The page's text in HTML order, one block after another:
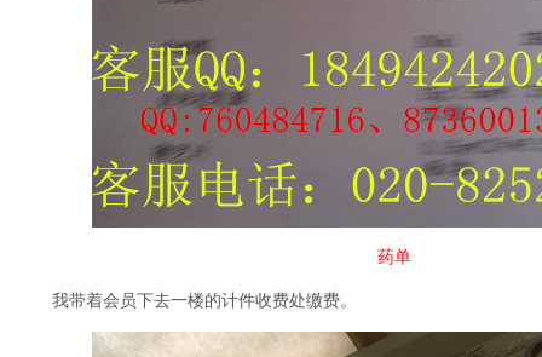
药单
我带着会员下去一楼的计件收费处缴费。